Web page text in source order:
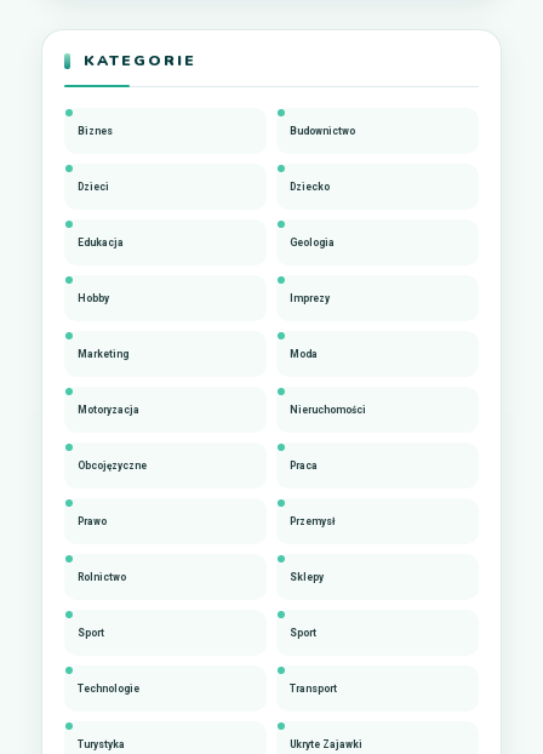
KATEGORIE
Biznes Budownictwo
Dzieci Dziecko
Edukacja Geologia
Hobby Imprezy
Marketing Moda
Motoryzacja Nieruchomości
Obcojęzyczne Praca
Prawo Przemysł
Rolnictwo Sklepy
Sport Sport
Technologie Transport
Turystyka Ukryte Zajawki